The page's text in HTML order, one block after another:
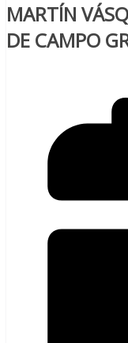
MARTÍN
DE CAMPO